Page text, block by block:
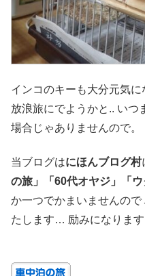
インコのキーも大分元気
放浪旅にでようかと.. いつ
場合じゃありませんので。
当ブログはにほんブログ村
の旅」「60代オヤジ」「ウ
か一つでかまいませんので
たします… 励みになります